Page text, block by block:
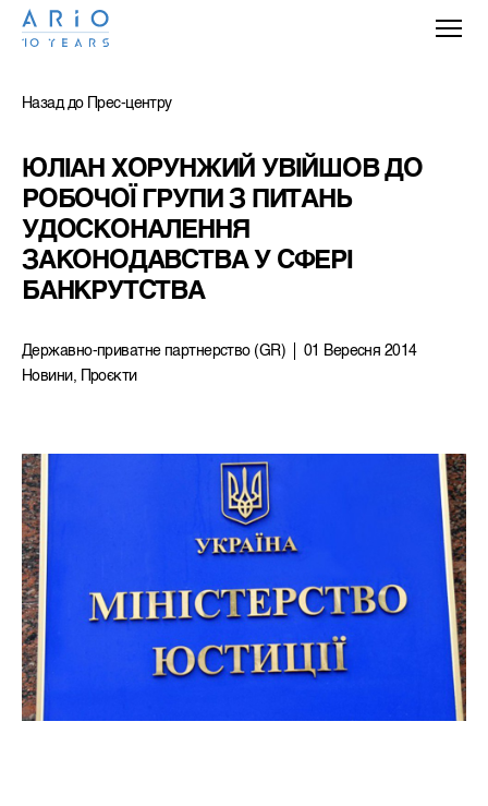
Назад до Прес-центру
ЮЛІАН ХОРУНЖИЙ УВІЙШОВ ДО
РОБОЧОЇ ГРУПИ З ПИТАНЬ
УДОСКОНАЛЕННЯ
ЗАКОНОДАВСТВА У СФЕРІ
БАНКРУТСТВА
Новини, Проєкти
Державно-приватне партнерство (GR) 01 Вересня 2014